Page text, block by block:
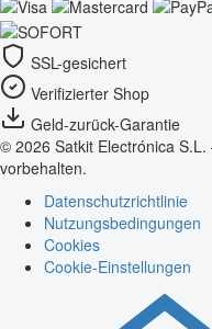
SSL-gesichert
Verifizierter Shop
Geld-zurück-Garantie
© 2026 Satkit Electrónica
vorbehalten.
Datenschutzrichtlinie
Nutzungsbedingungen
Cookies
Cookie-Einstellungen